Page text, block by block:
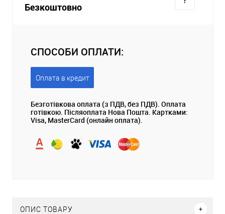
Безкоштовно
СПОСОБИ ОПЛАТИ:
Оплата в кредит
Безготівкова оплата (з ПДВ, без ПДВ). Оплата
готівкою. Післяоплата Нова Пошта. Картками:
Visa, MasterCard (онлайн оплата).
ОПИС ТОВАРУ